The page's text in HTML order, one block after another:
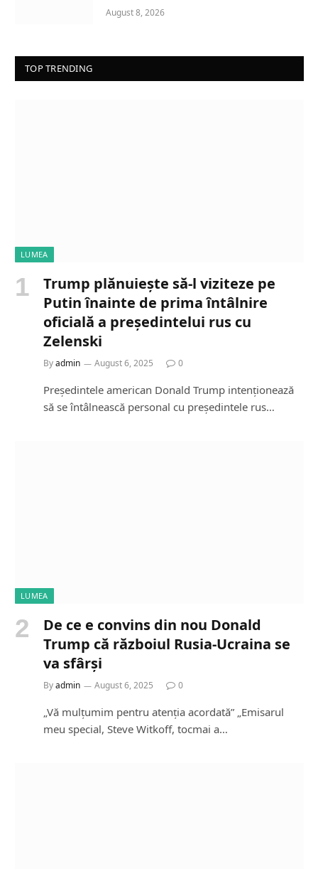
August 8, 2026
TOP TRENDING
LUMEA
Trump plănuiește să-l viziteze pe
Putin înainte de prima întâlnire
oficială a președintelui rus cu
Zelenski
Byadmin August 6, 2025 0
Președintele american Donald Trump intenționează
să se întâlnească personal cu președintele rus…
LUMEA
De ce e convins din nou Donald
Trump că războiul Rusia-Ucraina se
va sfârși
Byadmin August 6, 2025 0
„Vă mulțumim pentru atenția acordată” „Emisarul
meu special, Steve Witkoff, tocmai a…